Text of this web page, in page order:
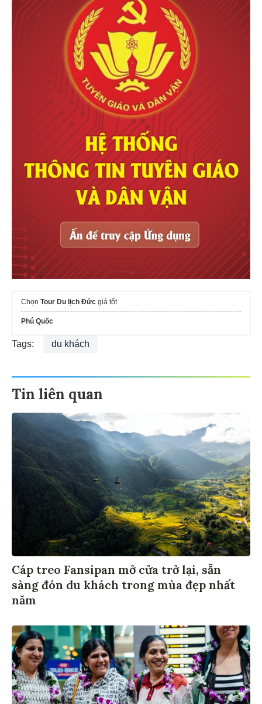
Chọn Tour Du lịch Đức giá tốt
Phú Quốc
Tags: du khách
Tin liên quan
Cáp treo Fansipan mở cửa trở lại, sẵn
sàng đón du khách trong mùa đẹp nhất
năm